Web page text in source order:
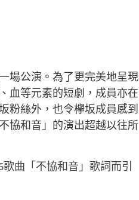
場公演。為了更完美地呈現
血等元素的短劇，成員亦在
粉絲外，也令欅坂成員感到
協和音」的演出超越以往所
曲「不協和音」歌詞而引